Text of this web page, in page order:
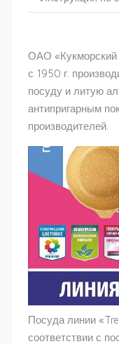
ОАО «Кукморский
с 1950 г.
посуду и литую
антипригарным
производителей.
Посуда линии
соответствии с